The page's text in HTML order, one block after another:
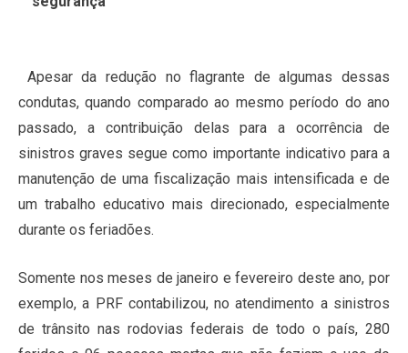
Apesar da redução no flagrante de algumas dessas
condutas, quando comparado ao mesmo período do ano
passado, a contribuição delas para a ocorrência de
sinistros graves segue como importante indicativo para a
manutenção de uma fiscalização mais intensificada e de
um trabalho educativo mais direcionado, especialmente
durante os feriadões.
Somente nos meses de janeiro e fevereiro deste ano, por
exemplo, a PRF contabilizou, no atendimento a sinistros
de trânsito nas rodovias federais de todo o país, 280